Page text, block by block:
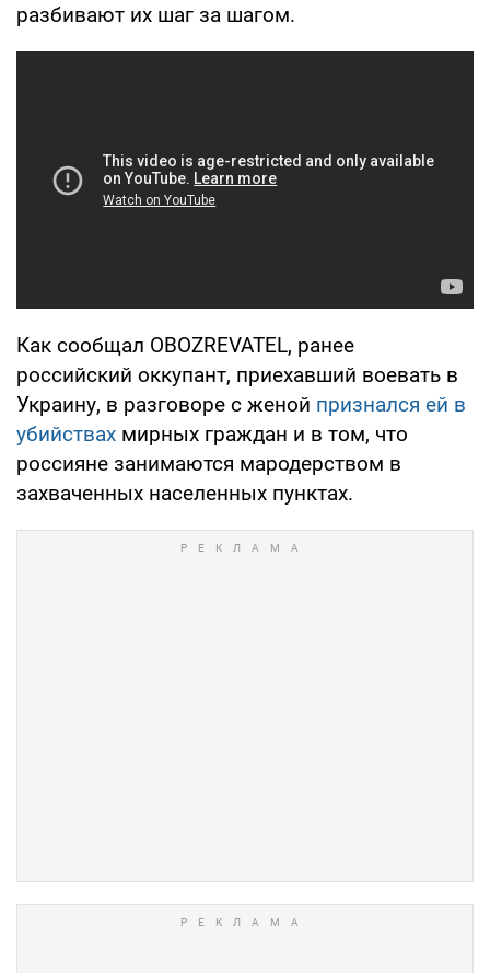
разбивают их шаг за шагом.
Как сообщал OBOZREVATEL, ранее
российский оккупант, приехавший воевать в
Украину, в разговоре с женой признался ей в
убийствах мирных граждан и в том, что
россияне занимаются мародерством в
захваченных населенных пунктах.